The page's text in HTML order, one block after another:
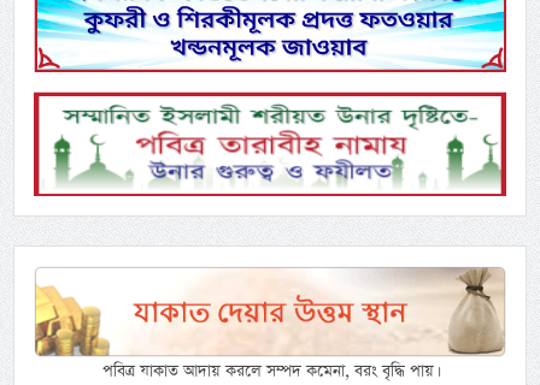
পবিত্র যাকাত আদায় করলে সম্পদ কমেনা, বরং বৃদ্ধি পায়।